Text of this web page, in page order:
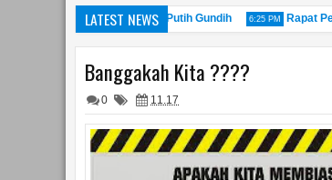
LATEST NEWS
Kelurahan Merah Putih Gundih 6:25 PM Rapat
Banggakah Kita ????
0 11.17